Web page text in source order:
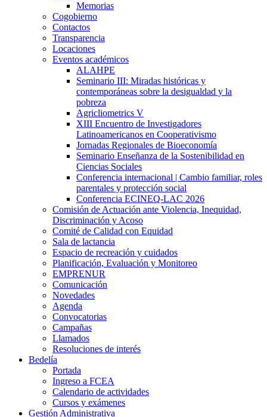
Memorias
Cogobierno
Contactos
Transparencia
Locaciones
Eventos académicos
ALAHPE
Seminario III: Miradas históricas y
contemporáneas sobre la desigualdad y la
pobreza
Agricliometrics V
XIII Encuentro de Investigadores
Latinoamericanos en Cooperativismo
Jornadas Regionales de Bioeconomía
Seminario Enseñanza de la Sostenibilidad en
Ciencias Sociales
Conferencia internacional | Cambio familiar, roles
parentales y protección social
Conferencia ECINEQ-LAC 2026
Comisión de Actuación ante Violencia, Inequidad,
Discriminación y Acoso
Comité de Calidad con Equidad
Sala de lactancia
Espacio de recreación y cuidados
Planificación, Evaluación y Monitoreo
EMPRENUR
Comunicación
Novedades
Agenda
Convocatorias
Campañas
Llamados
Resoluciones de interés
Bedelía
Portada
Ingreso a FCEA
Calendario de actividades
Cursos y exámenes
Gestión Administrativa